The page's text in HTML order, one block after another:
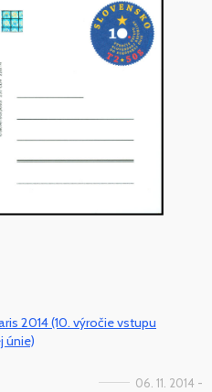
2014 (10. výročie vstupu
únie)
06. 11. 2014 -